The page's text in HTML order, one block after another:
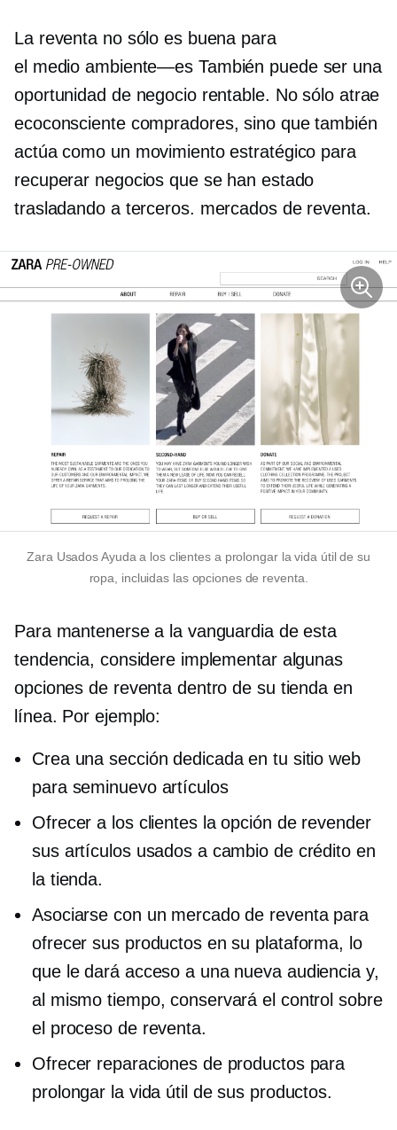
La reventa no sólo es buena para
el medio ambiente—es También puede ser una
oportunidad de negocio rentable. No sólo atrae
ecoconscientecompradores, sino que también
actúa como un movimiento estratégico para
recuperar negocios que se han estado
trasladando a terceros. mercados de reventa.
Zara UsadosAyuda a los clientes a prolongar la vida útil de su
ropa, incluidas las opciones de reventa.
Para mantenerse a la vanguardia de esta
tendencia, considere implementar algunas
opciones de reventa dentro de su tienda en
línea. Por ejemplo:
Crea una sección dedicada en tu sitio web
para seminuevoartículos
Ofrecer a los clientes la opción de revender
sus artículos usados ​​a cambio de crédito en
la tienda.
Asociarse con un mercado de reventa para
ofrecer sus productos en su plataforma, lo
que le dará acceso a una nueva audiencia y,
al mismo tiempo, conservará el control sobre
el proceso de reventa.
Ofrecer reparaciones de productos para
prolongar la vida útil de sus productos.